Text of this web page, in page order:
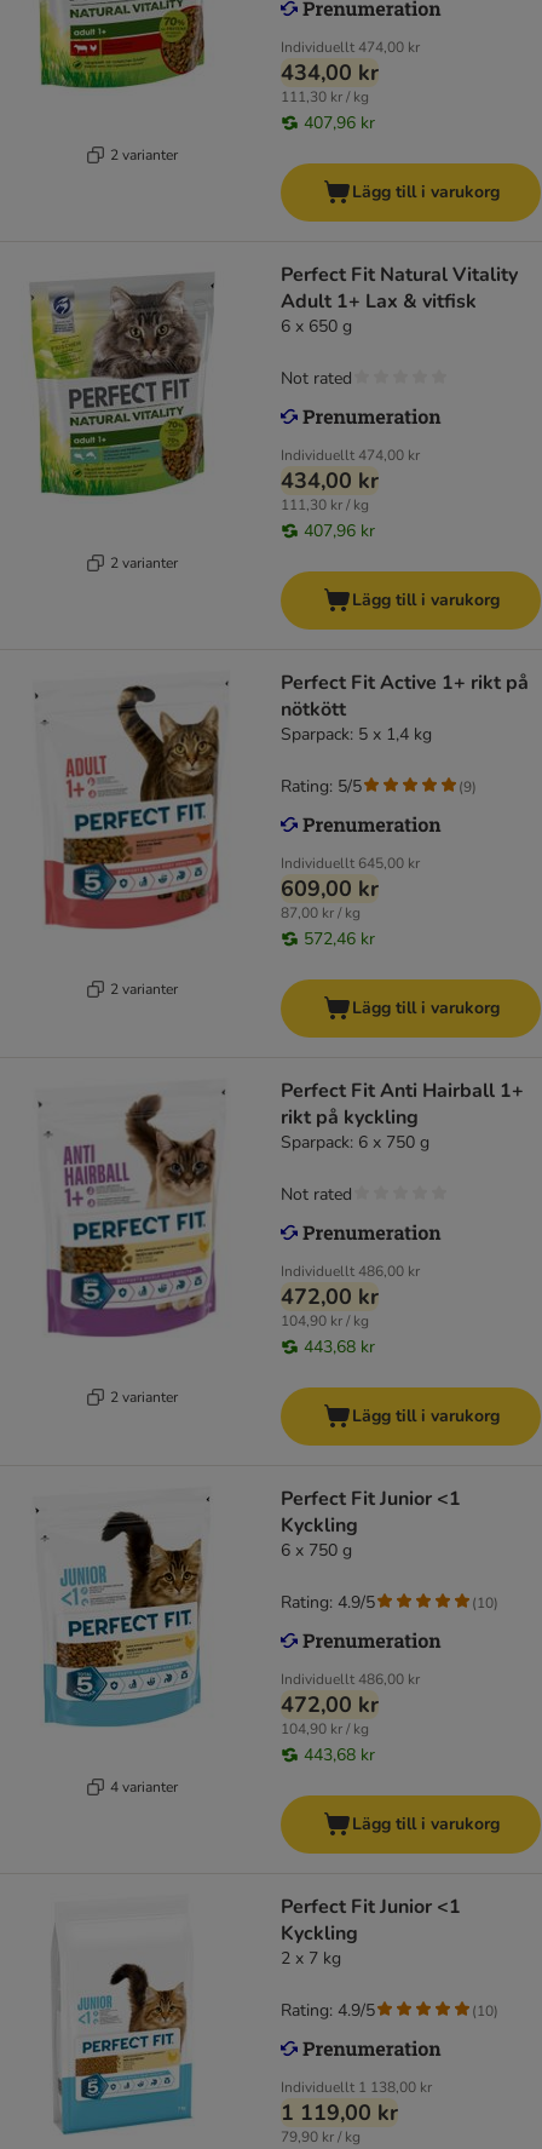
2 varianter
Individuellt474,00 kr
434,00 kr
111,30 kr / kg
407,96 kr
Lägg till i varukorg
2 varianter
Perfect Fit Natural Vitality
Adult 1+ Lax & vitfisk
6 x 650 g
Individuellt474,00 kr
434,00 kr
111,30 kr / kg
407,96 kr
Not rated
Lägg till i varukorg
2 varianter
Perfect Fit Active 1+ rikt på
nötkött
Sparpack: 5 x 1,4 kg
Individuellt 645,00 kr
609,00 kr
87,00 kr / kg
572,46 kr
Rating: 5/5 (9)
Lägg till i varukorg
2 varianter
Perfect Fit Anti Hairball 1+
rikt på kyckling
Sparpack: 6 x 750 g
Individuellt486,00 kr
472,00 kr
104,90 kr / kg
443,68 kr
Not rated
Lägg till i varukorg
4 varianter
Perfect Fit Junior <1
Kyckling
6 x 750 g
Individuellt486,00 kr
472,00 kr
104,90 kr / kg
443,68 kr
Rating: 4.9/5 (10)
Lägg till i varukorg
Perfect Fit Junior <1
Kyckling
2 x 7 kg
Individuellt 1 138,00 kr
1 119,00 kr
79,90 kr / kg
Rating: 4.9/5 (10)